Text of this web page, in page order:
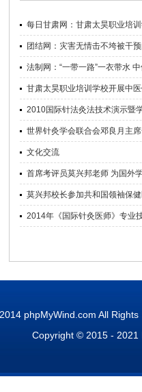
每日甘肃网：甘肃太昊职业培
团结网：灾害无情击不垮被干
法制网：“一带一路”一衣带水
甘肃太昊职业培训学校开展中
2010国际针法灸法技术演示暨
世界针灸学会联合会邓良月主
文化交流
首席考评员莫兴邦老师 为国外
莫兴邦校长参加共和国领袖保
2014年《国际针灸医师》专业
phpMyWind.com All
Copyright © 2015 - 2021